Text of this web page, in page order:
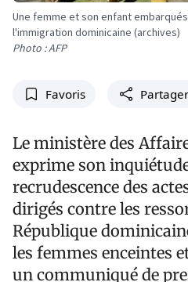
Une femme et son enfant
l'immigration dominicaine (archives)
Photo : AFP
Favoris Partager
Le ministère des
exprime son
recrudescence des
dirigés contre les
République
les femmes enceintes
un communiqué de